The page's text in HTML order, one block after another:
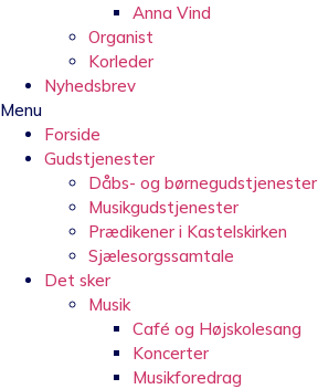
Anna Vind
Organist
Korleder
Nyhedsbrev
Menu
Forside
Gudstjenester
Dåbs- og børnegudstjenester
Musikgudstjenester
Prædikener i Kastelskirken
Sjælesorgssamtale
Det sker
Musik
Café og Højskolesang
Koncerter
Musikforedrag